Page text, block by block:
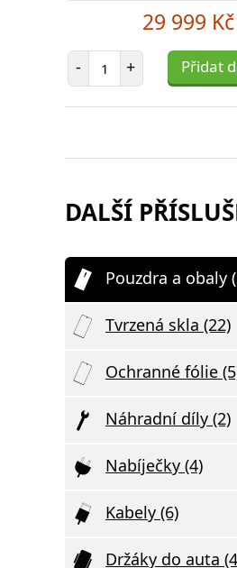
29 999 Kč
- Počet položek
+ Přidat
DALŠÍ
Pouzdra a obaly
Tvrzená skla (22)
Ochranné fólie
Náhradní díly (2)
Nabíječky (4)
Kabely (6)
Držáky do auta